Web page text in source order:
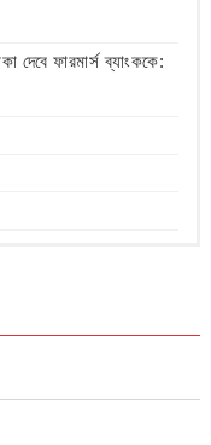
দেবে ফারমার্স ব্যাংককে: